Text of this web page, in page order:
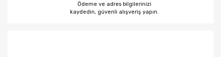
Ödeme ve adres bilgilerinizi
kaydedin, güvenli alışveriş yapın.